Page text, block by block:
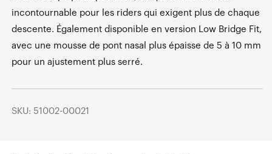
incontournable pour les riders qui exigent plus de chaque
descente. Également disponible en version Low Bridge Fit,
avec une mousse de pont nasal plus épaisse de 5 à 10 mm
pour un ajustement plus serré.
SKU: 51002-00021